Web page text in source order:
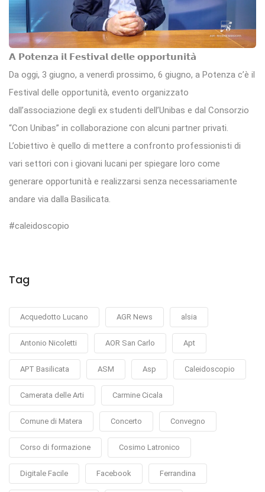
𝗔 𝗣𝗼𝘁𝗲𝗻𝘇𝗮 𝗶𝗹 𝗙𝗲𝘀𝘁𝗶𝘃𝗮𝗹 𝗱𝗲𝗹𝗹𝗲 𝗼𝗽𝗽𝗼𝗿𝘁𝘂𝗻𝗶𝘁𝗮̀
Da oggi, 3 giugno, a venerdì prossimo, 6 giugno, a Potenza c’è il
Festival delle opportunità, evento organizzato
dall’associazione degli ex studenti dell’Unibas e dal Consorzio
“Con Unibas” in collaborazione con alcuni partner privati.
L’obiettivo è quello di mettere a confronto professionisti di
vari settori con i giovani lucani per spiegare loro come
generare opportunità e realizzarsi senza necessariamente
andare via dalla Basilicata.
#caleidoscopio
Tag
Acquedotto Lucano AGR News alsia
Antonio Nicoletti AOR San Carlo Apt
APT Basilicata ASM Asp Caleidoscopio
Camerata delle Arti Carmine Cicala
Comune di Matera Concerto Convegno
Corso di formazione Cosimo Latronico
Digitale Facile Facebook Ferrandina